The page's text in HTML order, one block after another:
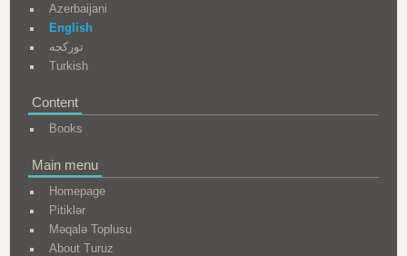
Azerbaijani
English
تورکجه
Turkish
Content
Books
Main menu
Homepage
Pitiklər
Məqalə Toplusu
About Turuz